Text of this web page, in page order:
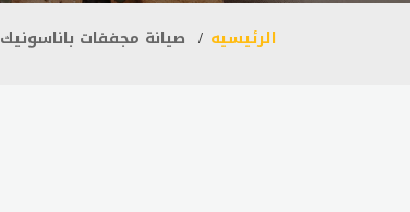
الرئيسيه صيانة مجففات باناسونيك